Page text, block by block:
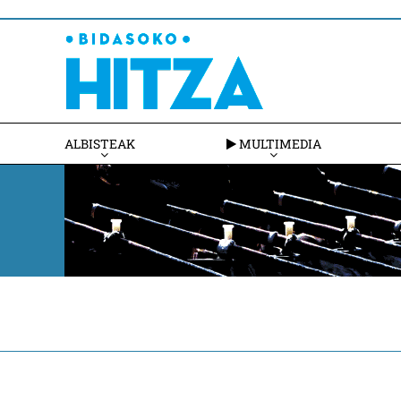
ALBISTEAK MULTIMEDIA